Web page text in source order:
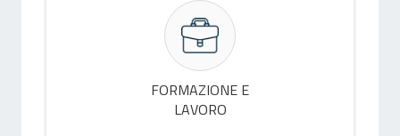
FORMAZIONE E
LAVORO